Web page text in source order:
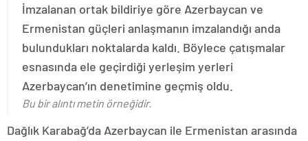
İmzalanan ortak bildiriye göre Azerbaycan ve
Ermenistan güçleri anlaşmanın imzalandığı anda
bulundukları noktalarda kaldı. Böylece çatışmalar
esnasında ele geçirdiği yerleşim yerleri
Azerbaycan’ın denetimine geçmiş oldu.
Bu bir alıntı metin örneğidir.
Dağlık Karabağ’da Azerbaycan ile Ermenistan arasında